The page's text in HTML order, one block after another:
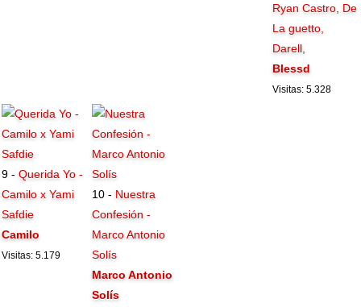
Ryan Castro, De
La guetto,
Darell,
Blessd
Visitas: 5.328
9 -Querida Yo -
Camilo x Yami
Safdie
Camilo
Visitas: 5.179
10 - Nuestra
Confesión -
Marco Antonio
Solís
Marco Antonio
Solís